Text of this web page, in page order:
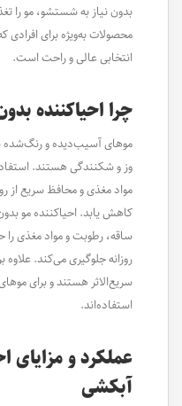
بدون نیاز به شستشو، مو را
محصولات به‌ویژه برای افرادی
انتخابی عالی و راحت است.
چرا احیاکننده
موهای آسیب‌دیده و رنگ‌شده
وز و شکنندگی هستند.
مواد مغذی و محافظ سریع از
کاهش یابد. احیاکننده مو
ساقه، رطوبت و مواد مغذی
روزانه جلوگیری می‌کند.
سریع‌الاثر هستند و برای
استفاده‌اند.
عملکرد و مزایای
آبکشی